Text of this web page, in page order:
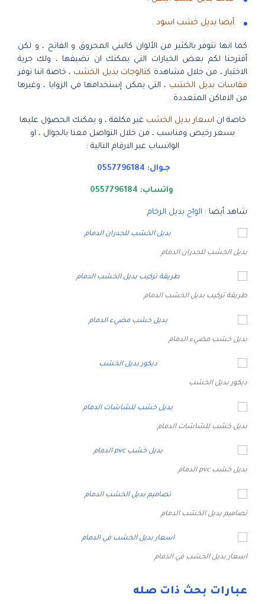
أيضا بديل خشب اسود .
كما انها تتوفر بالكثير من الألوان كالبني المحروق و الفاتح ، و لكن
أقترحنا لكم بعض الخيارات التي يمكنك ان تضيفها ، ولك حرية
الاختيار ، من خلال مشاهدة كتالوجات بديل الخشب ، خاصة اننا نوفر
مقاسات بديل الخشب ، التي يمكن إستخدامها في الزوايا ، وغيرها
من الاماكن المتعددة .
خاصة ان اسعار بديل الخشب غير مكلفة ، و يمكنك الحصول عليها
بسعر رخيص ومناسب ، من خلال التواصل معنا بالجوال ، او
الواتساب عبر الارقام التالية :
جـوال: 0557796184
واتساب: 0557796184
شاهد أيضا : الواح بديل الرخام
بديل الخشب للجدران الدمام
طريقة تركيب بديل الخشب الدمام
بديل خشب مضيء الدمام
ديكور بديل الخشب
بديل خشب للشاشات الدمام
بديل خشب pvc الدمام
تصاميم بديل الخشب الدمام
اسعار بديل الخشب في الدمام
عبارات بحث ذات صله